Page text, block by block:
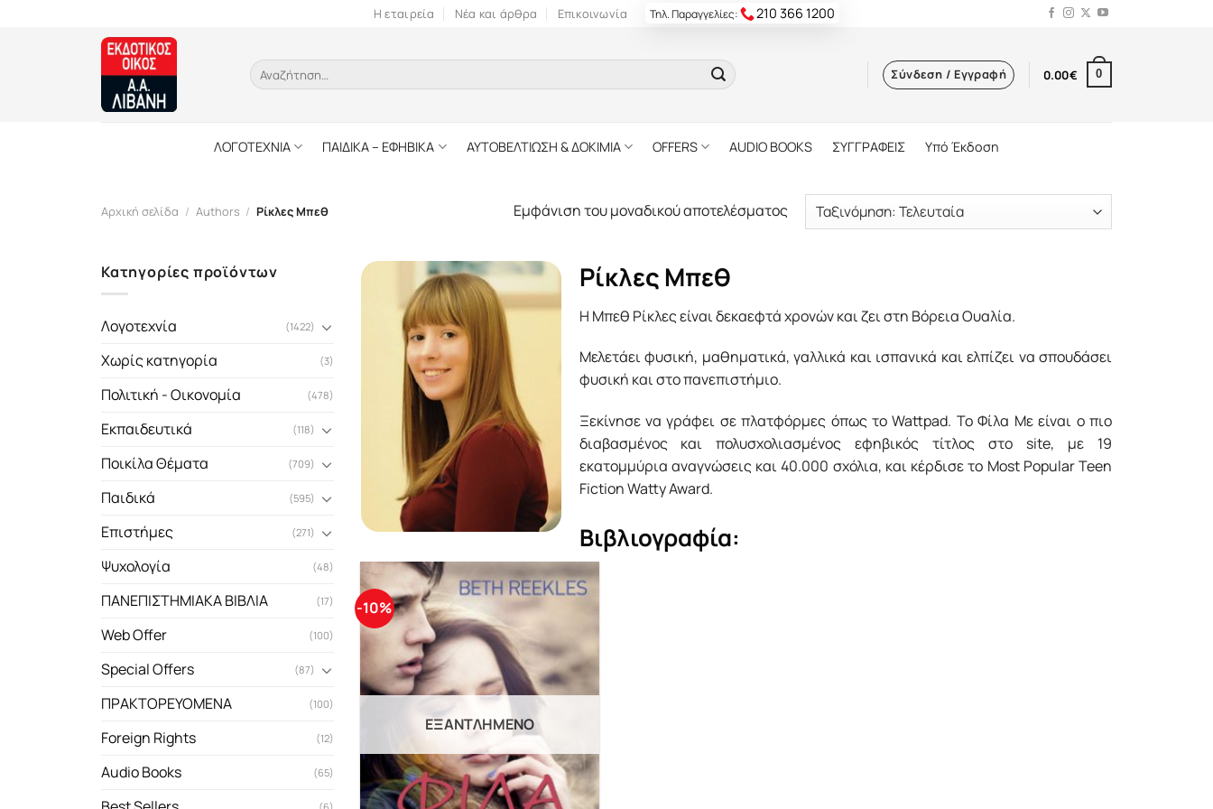
Η εταιρεία Νέα και άρθρα Επικοινωνία Τηλ. Παραγγελίες: 210 366 1200
Αναζήτηση
για:
Σύνδεση / Εγγραφή 0.00€ 0
ΛΟΓΟΤΕΧΝΙΑ ΠΑΙΔΙΚΑ – ΕΦΗΒΙΚΑ ΑΥΤΟΒΕΛΤΙΩΣΗ & ΔΟΚΙΜΙΑ OFFERS AUDIO BOOKS ΣΥΓΓΡΑΦΕΙΣ Υπό Έκδοση
Αρχική σελίδα / Authors / Ρίκλες Μπεθ Εμφάνιση του μοναδικού αποτελέσματος
Κατηγορίες προϊόντων
Λογοτεχνία (1422)
Χωρίς κατηγορία (3)
Πολιτική - Οικονομία (478)
Εκπαιδευτικά (118)
Ποικίλα Θέματα (709)
Παιδικά (595)
Επιστήμες (271)
Ψυχολογία (48)
ΠΑΝΕΠΙΣΤΗΜΙΑΚΑ ΒΙΒΛΙΑ (17)
Web Offer (100)
Special Offers (87)
ΠΡΑΚΤΟΡΕΥΟΜΕΝΑ (100)
Foreign Rights (12)
Audio Books (65)
Ρίκλες Μπεθ
Η Μπεθ Ρίκλες είναι δεκαεφτά χρονών και ζει στη Βόρεια Ουαλία.
Μελετάει φυσική, μαθηματικά, γαλλικά και ισπανικά και ελπίζει να σπουδάσει
φυσική και στο πανεπιστήμιο.
Ξεκίνησε να γράφει σε πλατφόρμες όπως το Wattpad. To Φίλα Με είναι ο πιο
διαβασμένος και πολυσχολιασμένος εφηβικός τίτλος στο site, με 19
εκατομμύρια αναγνώσεις και 40.000 σχόλια, και κέρδισε το Most Popular Teen
Fiction Watty Award.
Βιβλιογραφία:
-10%
ΕΞΑΝΤΛΗΜΈΝΟ